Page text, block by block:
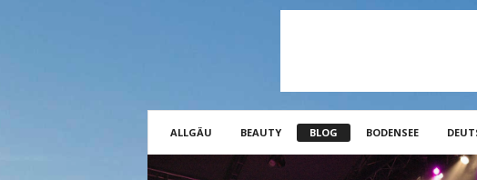
ALLGÄU BEAUTY BLOG BODENSEE